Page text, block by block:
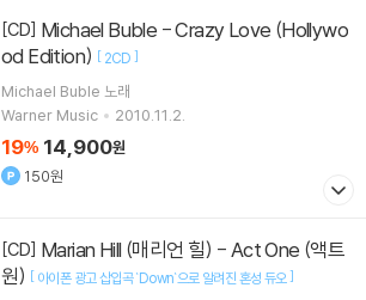
[CD]
od Edition) [ 2CD ]
Michael Buble 노래
Warner Music
2010.11.2.
19% 14,900원
150원
[CD]
원) [ 아이폰 광고 삽입곡 `Down`으로 알려진 혼성 듀오]